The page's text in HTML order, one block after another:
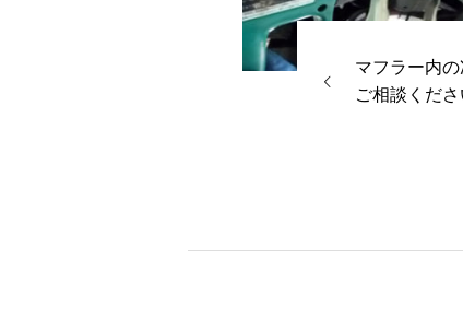
マフラー内
ご相談くださ